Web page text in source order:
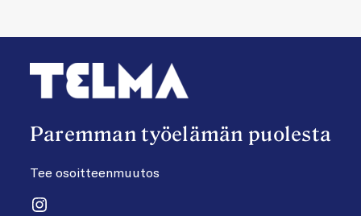
Paremman työelämän puolesta
Tee osoitteenmuutos
Instagram